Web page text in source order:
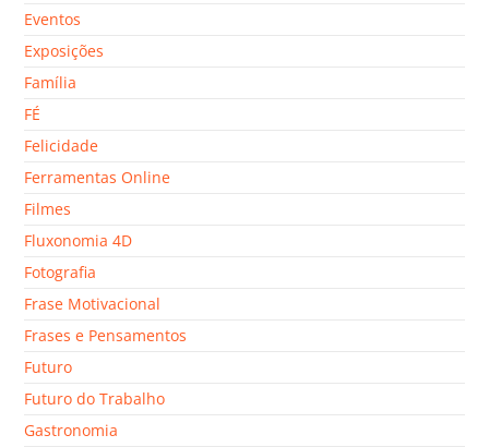
Eventos
Exposições
Família
FÉ
Felicidade
Ferramentas Online
Filmes
Fluxonomia 4D
Fotografia
Frase Motivacional
Frases e Pensamentos
Futuro
Futuro do Trabalho
Gastronomia